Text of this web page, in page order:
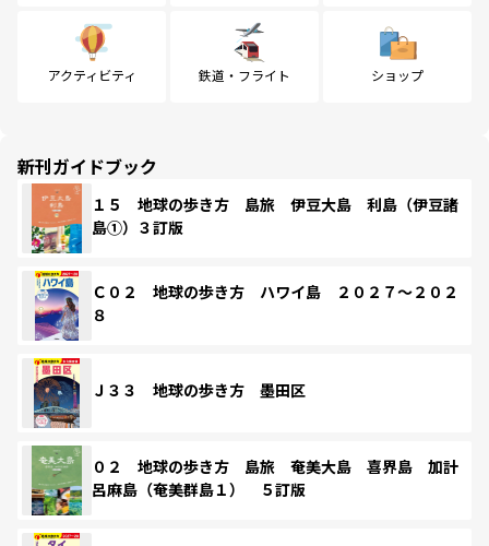
アクティビティ 鉄道・フライト ショップ
新刊ガイドブック
１５ 地球の歩き方 島旅 伊豆大島 利島（伊豆諸
島①）３訂版
Ｃ０２ 地球の歩き方 ハワイ島 ２０２７～２０２
８
Ｊ３３ 地球の歩き方 墨田区
０２ 地球の歩き方 島旅 奄美大島 喜界島 加計
呂麻島（奄美群島１） ５訂版